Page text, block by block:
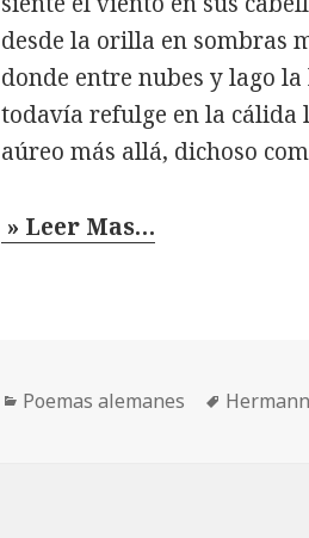
desde la orilla en sombras
donde entre nubes y lago
todavía refulge en la cálida
aúreo más allá, dichoso
» Leer Mas…
Categorías
Poemas alemanes Etiquetas